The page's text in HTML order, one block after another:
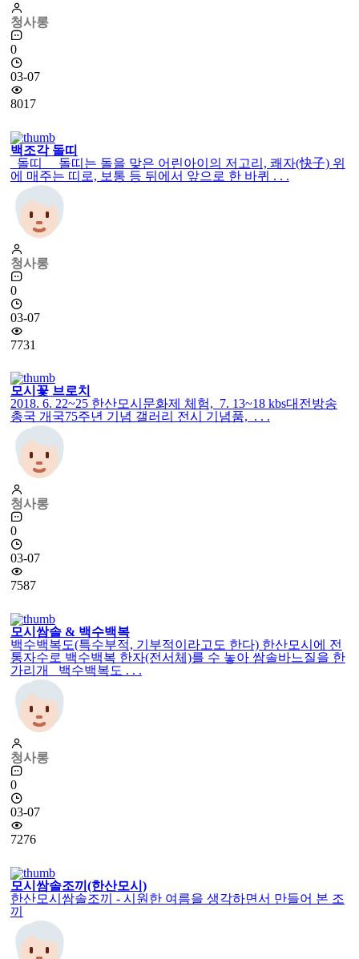
청사롱
0
03-07
8017
백조각 돌띠
돌띠 돌띠는 돌을 맞은 어린아이의 저고리, 쾌자(快子) 위
에 매주는 띠로, 보통 등 뒤에서 앞으로 한 바퀴 . . .
청사롱
0
03-07
7731
모시꽃 브로치
2018. 6. 22~25 한산모시문화제 체험, 7. 13~18 kbs대전방송
총국 개국75주년 기념 갤러리 전시 기념품, . . .
청사롱
0
03-07
7587
모시쌈솔 & 백수백복
백수백복도(특수부적, 기부적이라고도 한다) 한산모시에 전
통자수로 백수백복 한자(전서체)를 수 놓아 쌈솔바느질을 한
가리개 백수백복도 . . .
청사롱
0
03-07
7276
모시쌈솔조끼(한산모시)
한산모시쌈솔조끼 - 시원한 여름을 생각하면서 만들어 본 조
끼